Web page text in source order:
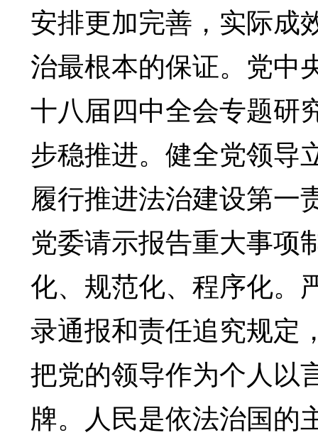
安排更加完善，实际成
治最根本的保证。党中
十八届四中全会专题研
步稳推进。健全党领导
履行推进法治建设第一
党委请示报告重大事项
化、规范化、程序化。
录通报和责任追究规定
把党的领导作为个人以
牌。人民是依法治国的